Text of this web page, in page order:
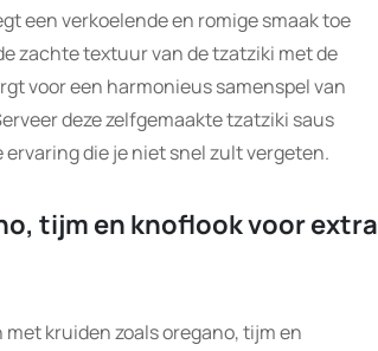
een verkoelende en romige smaak toe
zachte textuur van de tzatziki met de
voor een harmonieus samenspel van
deze zelfgemaakte tzatziki saus
die je niet snel zult vergeten.
tijm en knoflook voor extra
kruiden zoals oregano, tijm en